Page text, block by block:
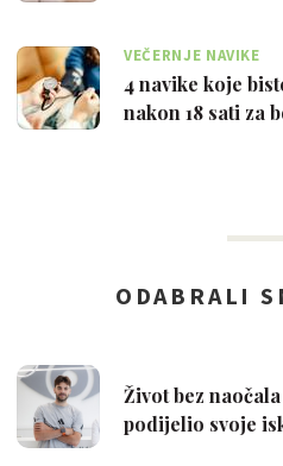
VEČERNJE NAVIKE
4 navike koje
nakon 18 sati za